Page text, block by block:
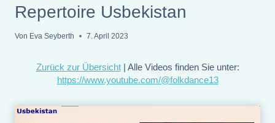
Repertoire Usbekistan
Von Eva Seyberth 7. April 2023
Zurück zur Übersicht| Alle Videos finden Sie unter:
https://www.youtube.com/@folkdance13